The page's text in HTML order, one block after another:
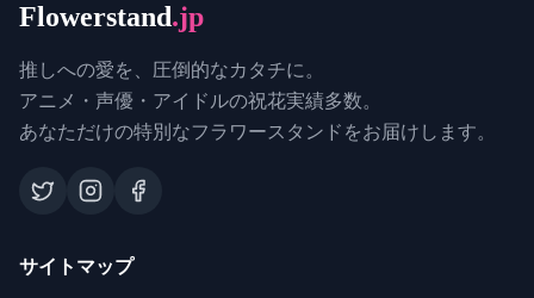
Flowerstand.jp
推しへの愛を、圧倒的なカタチに。
アニメ・声優・アイドルの祝花実績多数。
あなただけの特別なフラワースタンドをお届けします。
サイトマップ